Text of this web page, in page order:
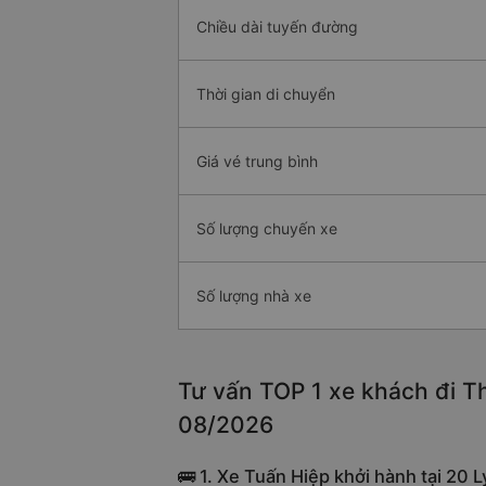
Chiều dài tuyến đường
Thời gian di chuyển
Giá vé trung bình
Số lượng chuyến xe
Số lượng nhà xe
Tư vấn TOP 1 xe khách đi
08/2026
🚌 1. Xe Tuấn Hiệp khởi hành tại 20